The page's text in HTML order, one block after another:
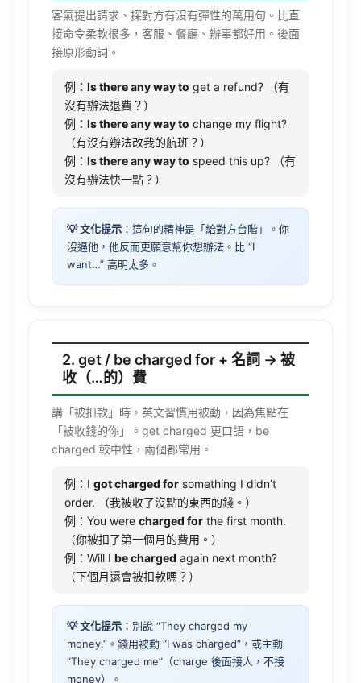
客氣提出請求、探對方有沒有彈性的萬用句。比直
接命令柔軟很多，客服、餐廳、辦事都好用。後面
接原形動詞。
例： Is there any way to get a refund? （有
沒有辦法退費？）
例： Is there any way to change my flight?
（有沒有辦法改我的航班？）
例： Is there any way to speed this up? （有
沒有辦法快一點？）
💡 文化提示 ：這句的精神是「給對方台階」。你
沒逼他，他反而更願意幫你想辦法。比 “I
want…” 高明太多。
2. get / be charged for + 名詞 → 被
收（…的）費
講「被扣款」時，英文習慣用被動，因為焦點在
「被收錢的你」。 get charged 更口語，be
charged 較中性，兩個都常用。
例：I got charged for something I didn’t
order. （我被收了沒點的東西的錢。）
例：You were charged for the first month.
（你被扣了第一個月的費用。）
例：Will I be charged again next month?
（下個月還會被扣款嗎？）
💡 文化提示 ：別說 “They charged my
money.”。錢用被動 “I was charged”，或主動
“They charged me”（charge 後面接人，不接
money）。